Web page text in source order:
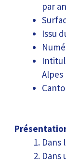
par
Issu
Alpes
Dans
Dans